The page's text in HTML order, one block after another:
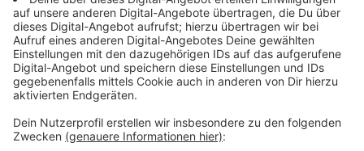
Kaffee aufgelösten Schlaftabletten betäubt und
dann vollständig angezogen in die Badewanne gelegt
haben. Als sie kurz aufwachte, soll er sie gewaltsam
unter Wasser gedrückt und so ertränkt haben. Als
genug Zeit vergangen war, soll er den Notruf gewählt
gefunden habe. Reanimationsversuche vor Ort blieben
erfolglos.